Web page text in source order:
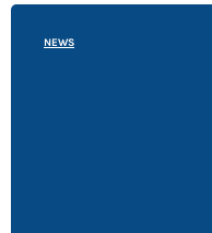
NEWS